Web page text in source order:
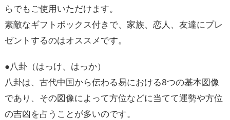
らでもご使用いただけます。
素敵なギフトボックス付きで、家族、恋人、友達にプレ
ゼントするのはオススメです。
●八卦（はっけ、はっか）
八卦は、古代中国から伝わる易における8つの基本図像
であり、その図像によって方位などに当てて運勢や方位
の吉凶を占うことが多いのです。